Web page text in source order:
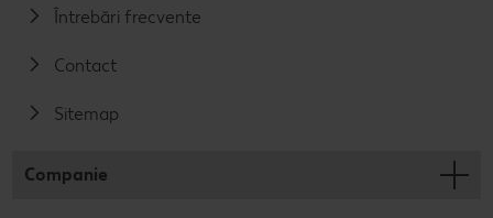
Întrebări frecvente
Contact
Sitemap
Companie